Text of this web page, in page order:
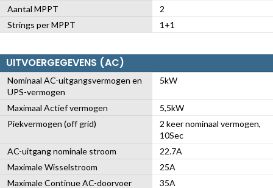
Aantal MPPT
2
Strings per MPPT
1+1
UITVOERGEGEVENS (AC)
Nominaal AC-uitgangsvermogen en
UPS-vermogen
5kW
Maximaal Actief vermogen
5,5kW
Piekvermogen (off grid)
2 keer nominaal vermogen,
10Sec
AC-uitgang nominale stroom
22.7A
Maximale Wisselstroom
25A
Maximale Continue AC-doorvoer
35A